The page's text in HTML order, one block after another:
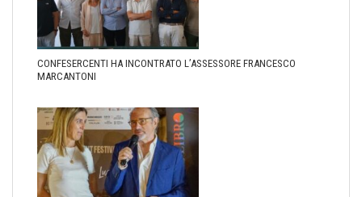
CONFESERCENTI HA INCONTRATO L’ASSESSORE FRANCESCO
MARCANTONI